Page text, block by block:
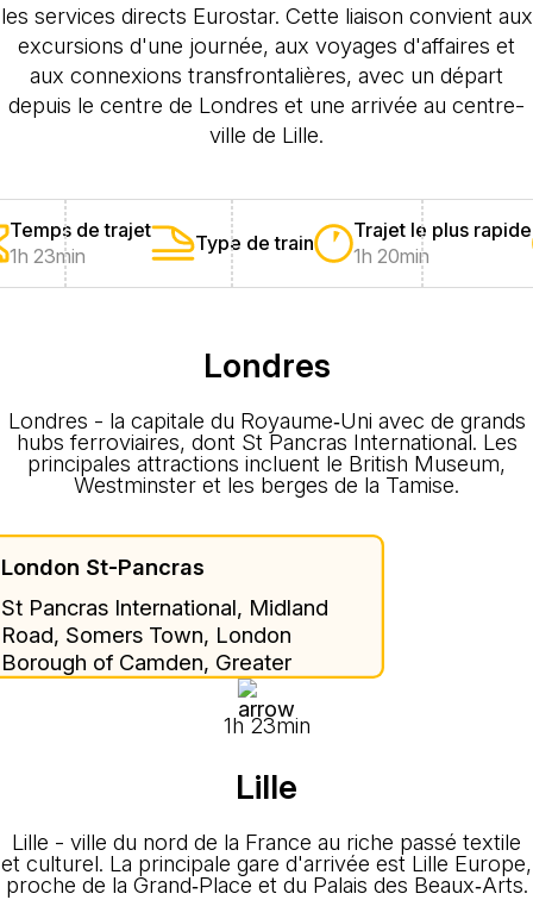
les services directs Eurostar. Cette liaison convient aux
excursions d'une journée, aux voyages d'affaires et
aux connexions transfrontalières, avec un départ
depuis le centre de Londres et une arrivée au centre-
ville de Lille.
Temps de trajet
1h 23min
Type de train
Trajet le plus rapide
1h 20min
Londres
Londres - la capitale du Royaume‑Uni avec de grands
hubs ferroviaires, dont St Pancras International. Les
principales attractions incluent le British Museum,
Westminster et les berges de la Tamise.
London St-Pancras
St Pancras International, Midland
Road, Somers Town, London
Borough of Camden, Greater
London, England, N1C 4QP, United
1h 23min
Lille
Lille - ville du nord de la France au riche passé textile
et culturel. La principale gare d'arrivée est Lille Europe,
proche de la Grand‑Place et du Palais des Beaux‑Arts.